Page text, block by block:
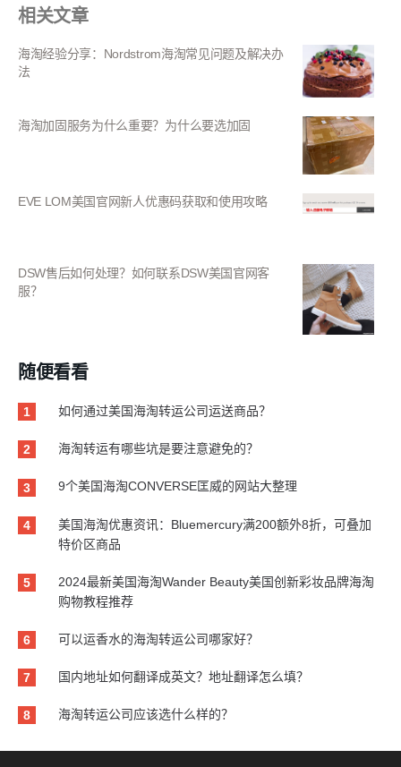
相关文章
海淘经验分享：Nordstrom海淘常见问题及解决办
法
海淘加固服务为什么重要？为什么要选加固
EVE LOM美国官网新人优惠码获取和使用攻略
DSW售后如何处理？如何联系DSW美国官网客
服？
随便看看
1 如何通过美国海淘转运公司运送商品？
2 海淘转运有哪些坑是要注意避免的？
3 9个美国海淘CONVERSE匡威的网站大整理
4
美国海淘优惠资讯：Bluemercury满200额外8折，可叠加
特价区商品
5
2024最新美国海淘Wander Beauty美国创新彩妆品牌海淘
购物教程推荐
6 可以运香水的海淘转运公司哪家好？
7 国内地址如何翻译成英文？地址翻译怎么填？
8 海淘转运公司应该选什么样的？